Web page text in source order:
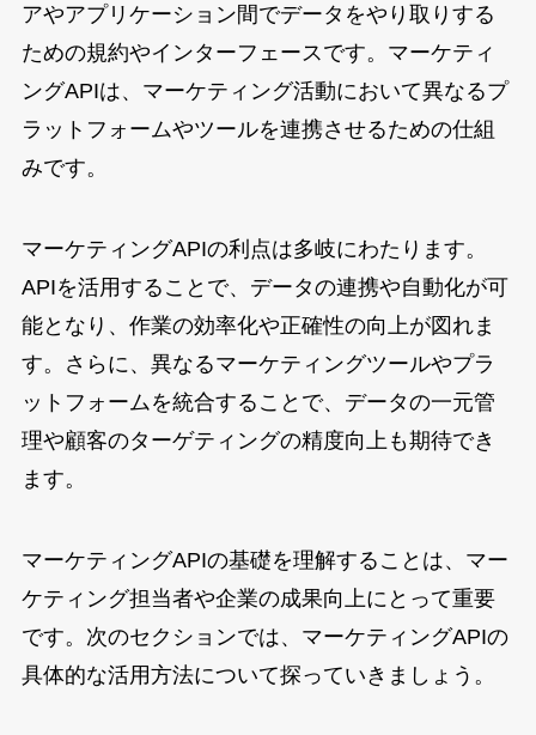
アやアプリケーション間でデータをやり取りする
ための規約やインターフェースです。マーケティ
ングAPIは、マーケティング活動において異なるプ
ラットフォームやツールを連携させるための仕組
みです。
マーケティングAPIの利点は多岐にわたります。
APIを活用することで、データの連携や自動化が可
能となり、作業の効率化や正確性の向上が図れま
す。さらに、異なるマーケティングツールやプラ
ットフォームを統合することで、データの一元管
理や顧客のターゲティングの精度向上も期待でき
ます。
マーケティングAPIの基礎を理解することは、マー
ケティング担当者や企業の成果向上にとって重要
です。次のセクションでは、マーケティングAPIの
具体的な活用方法について探っていきましょう。